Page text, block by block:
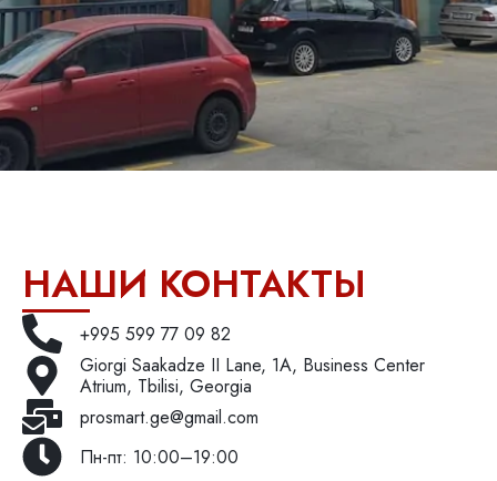
НАШИ КОНТАКТЫ
+995 599 77 09 82
Giorgi Saakadze II Lane, 1A, Business Center
Atrium, Tbilisi, Georgia
prosmart.ge@gmail.com
Пн-пт: 10:00–19:00